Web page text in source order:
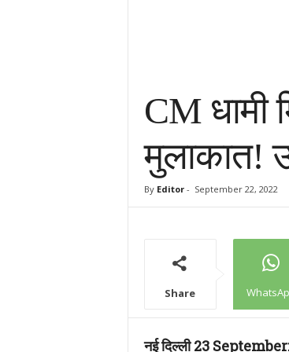
CM धामी
मुलाकात!
By Editor- September 22, 2022
Share
नई दिल्ली 23 September: